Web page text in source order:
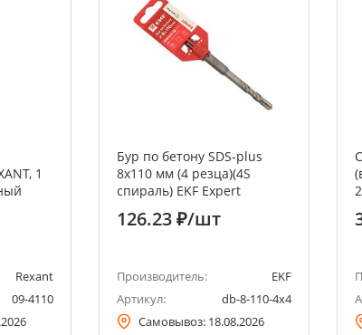
1
Rexant
09-4110
Бур по бетону SDS-plus
8х110 мм (4 резца)(4S
спираль) EKF Expert
126.23 ₽/шт
Производитель:
EKF
Артикул:
db-8-110-4x4
Самовывоз: 18.08.2026